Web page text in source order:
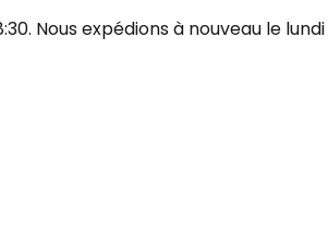
Nous expédions à nouveau le lundi